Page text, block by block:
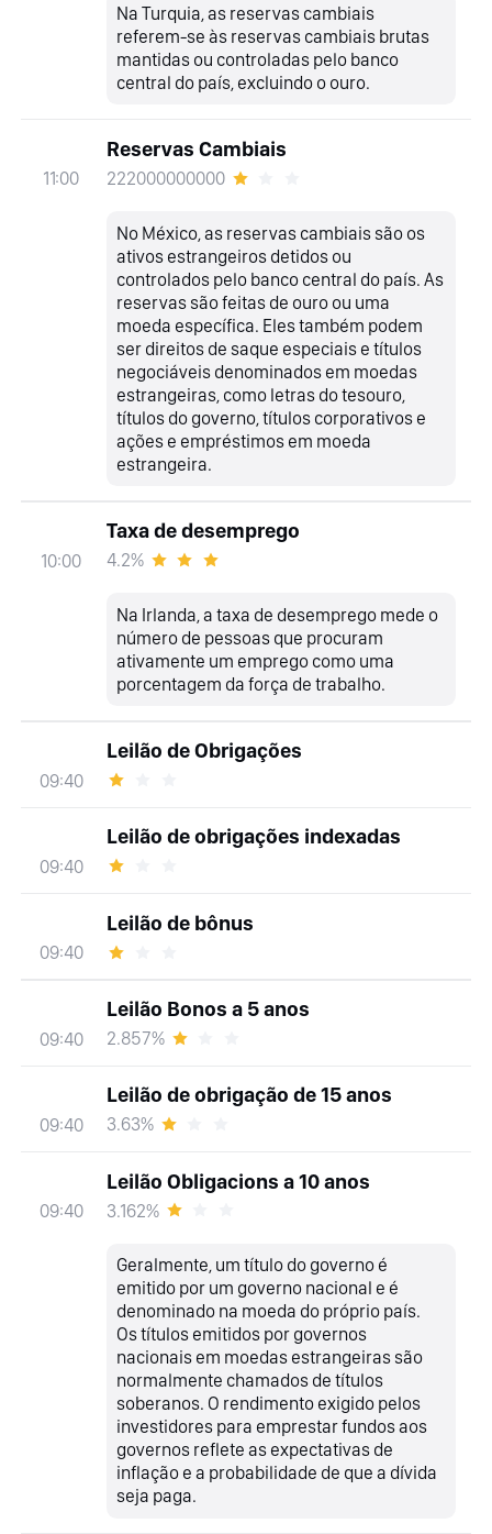
Na Turquia, as reservas cambiais
referem-se às reservas cambiais brutas
mantidas ou controladas pelo banco
central do país, excluindo o ouro.
11:00
Reservas Cambiais
222000000000
No México, as reservas cambiais são os
ativos estrangeiros detidos ou
controlados pelo banco central do país. As
reservas são feitas de ouro ou uma
moeda específica. Eles também podem
ser direitos de saque especiais e títulos
negociáveis denominados em moedas
estrangeiras, como letras do tesouro,
títulos do governo, títulos corporativos e
ações e empréstimos em moeda
estrangeira.
10:00
Taxa de desemprego
4.2%
Na Irlanda, a taxa de desemprego mede o
número de pessoas que procuram
ativamente um emprego como uma
porcentagem da força de trabalho.
09:40
Leilão de Obrigações
09:40
Leilão de obrigações indexadas
09:40
Leilão de bônus
09:40
Leilão Bonos a 5 anos
2.857%
09:40
Leilão de obrigação de 15 anos
3.63%
09:40
Leilão Obligacions a 10 anos
3.162%
Geralmente, um título do governo é
emitido por um governo nacional e é
denominado na moeda do próprio país.
Os títulos emitidos por governos
nacionais em moedas estrangeiras são
normalmente chamados de títulos
soberanos. O rendimento exigido pelos
investidores para emprestar fundos aos
governos reflete as expectativas de
inflação e a probabilidade de que a dívida
seja paga.